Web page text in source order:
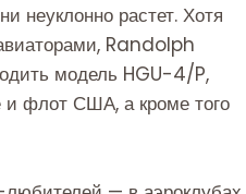
неуклонно растет. Хотя
Randolph
модель HGU-4/P,
и флот США, а кроме того